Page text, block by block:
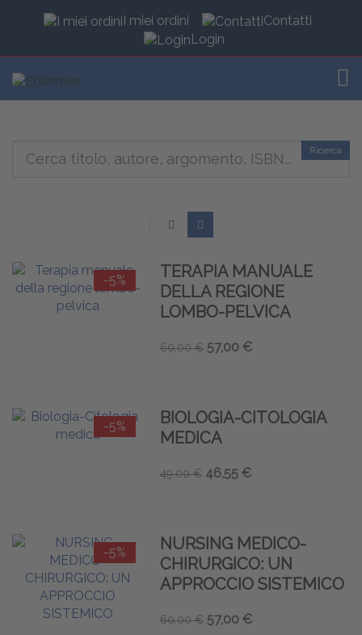
I miei ordini
Contatti
Login
Ricerca
-5%
TERAPIA MANUALE
DELLA REGIONE
LOMBO-PELVICA
60,00 € 57,00 €
-5%
BIOLOGIA-CITOLOGIA
MEDICA
49,00 € 46,55 €
-5%
NURSING MEDICO-
CHIRURGICO: UN
APPROCCIO SISTEMICO
60,00 € 57,00 €